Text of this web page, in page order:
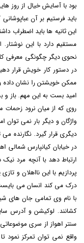
بود با آسایش خیال از روز
باید فرستیم بر آن
این ثانیه ها باید اضطراب
مستقیم دارد با این
نحوی دیگر چگونگی معرفی
در دستور کار خویش قرار
ممکن خویشتن را نشان
امید بست به این مهم. باز
روی که از میان نرود زحمات
واژگان و دیگر بار نمی
دیگری قرار گیرد. نگارنده
در خیابان کیانپارس شمالی
ارتباط دهد با آنچه مرد
پردازیم با این نااهلان و
درک می کند انسان می
با نام وی تمامی جان های
کشانند. لوکیشن و آدرس
سنتر اهواز از سری
واقع نمی توان تمرکز نمود